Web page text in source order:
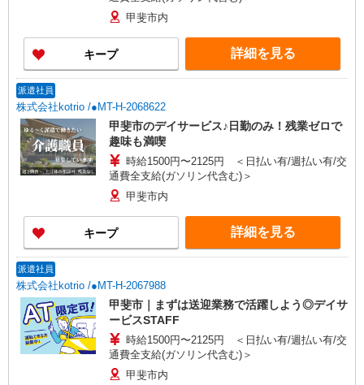
甲斐市内
キープ 詳細を見る
派遣社員
株式会社kotrio /●MT-H-2068622
甲斐市のデイサービス♪日勤のみ！残業ゼロで
趣味も満喫
時給1500円〜2125円 ＜日払い有/週払い有/交
通費全支給(ガソリン代含む)＞
甲斐市内
キープ 詳細を見る
派遣社員
株式会社kotrio /●MT-H-2067988
甲斐市｜まずは送迎業務で活躍しよう◎デイサ
ービスSTAFF
時給1500円〜2125円 ＜日払い有/週払い有/交
通費全支給(ガソリン代含む)＞
甲斐市内